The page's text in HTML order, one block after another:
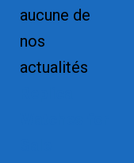
aucune de
nos
actualités